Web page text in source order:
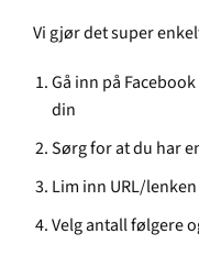
Vi gjør det super
Gå inn på
din
Sørg for at du har
Lim inn URL/
Velg antall følgere